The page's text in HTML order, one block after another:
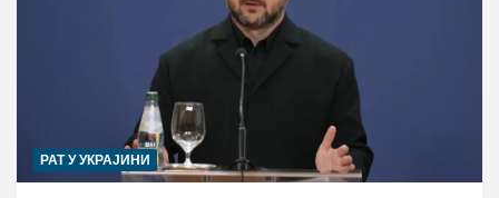
РАТ У УКРАЈИНИ